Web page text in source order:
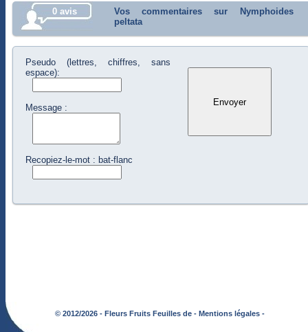
0 avis
Vos commentaires sur Nymphoides
peltata
Pseudo (lettres, chiffres, sans
espace):
Message :
Recopiez-le-mot : bat-flanc
© 2012/2026 - Fleurs Fruits Feuilles de - Mentions légales -